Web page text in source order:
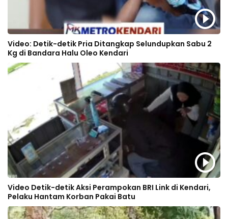
Video: Detik-detik Pria Ditangkap Selundupkan Sabu 2
Kg di Bandara Halu Oleo Kendari
Video Detik-detik Aksi Perampokan BRI Link di Kendari,
Pelaku Hantam Korban Pakai Batu